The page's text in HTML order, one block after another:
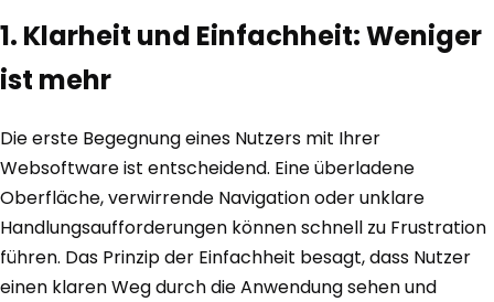
1. Klarheit und Einfachheit: Weniger
ist mehr
Die erste Begegnung eines Nutzers mit Ihrer
Websoftware ist entscheidend. Eine überladene
Oberfläche, verwirrende Navigation oder unklare
Handlungsaufforderungen können schnell zu Frustration
führen. Das Prinzip der Einfachheit besagt, dass Nutzer
einen klaren Weg durch die Anwendung sehen und